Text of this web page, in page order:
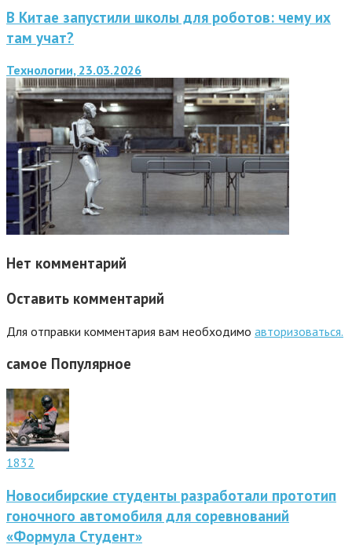
В Китае запустили школы для роботов: чему их
там учат?
Технологии, 23.03.2026
Нет комментарий
Оставить комментарий
Для отправки комментария вам необходимо авторизоваться.
самое Популярное
1832
Новосибирские студенты разработали прототип
гоночного автомобиля для соревнований
«Формула Студент»